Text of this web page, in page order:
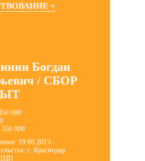
+
Богдан
/ СБОР
000
350 000
19.08.2013
г. Краснодар